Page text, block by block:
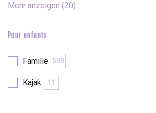
Mehr anzeigen (20)
Pour enfants
Familie 559
Kajak 11